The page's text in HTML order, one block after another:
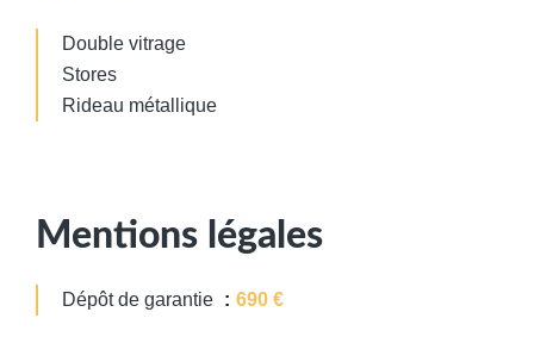
Double vitrage
Stores
Rideau métallique
Mentions légales
Dépôt de garantie 690 €